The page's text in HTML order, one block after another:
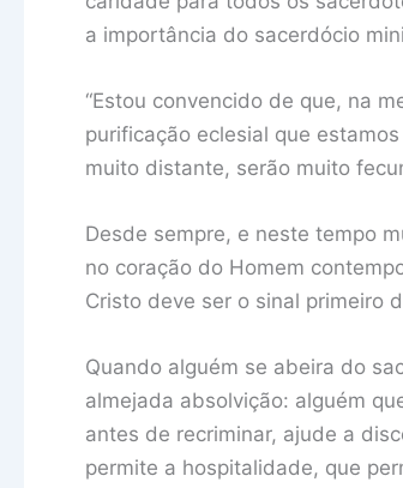
a importância do sacerdócio
“Estou convencido de que, na
purificação eclesial que
muito distante, serão muito
Desde sempre, e neste tempo
no coração do Homem
Cristo deve ser o sinal primeiro
Quando alguém se abeira do
almejada absolvição: alguém
antes de recriminar, ajude a
permite a hospitalidade, que